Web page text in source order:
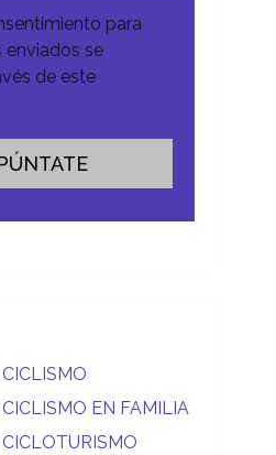
para
enviados se
de este
EN FAMILIA